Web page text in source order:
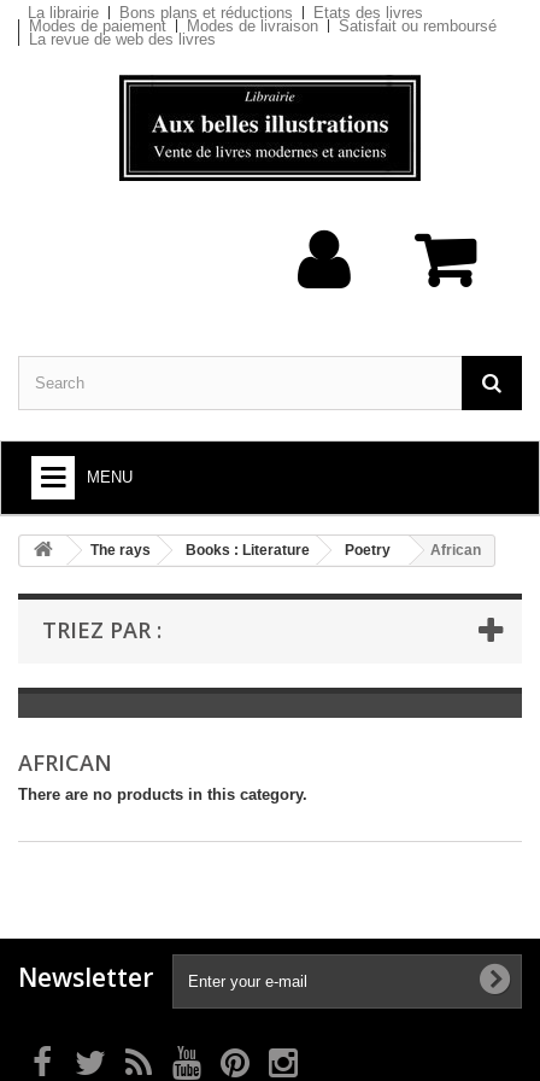
La librairie Bons plans et réductions Etats des livres
Modes de paiement Modes de livraison Satisfait ou remboursé
La revue de web des livres
MENU
BOOKS : ARTS AND SOCIETY
+
+
BOOKS : YOUTH
+
BOOKS : SCHOOL AND DICTIONARY
The rays Books : Literature Poetry African
TRIEZ PAR :
AFRICAN
There are no products in this category.
Newsletter